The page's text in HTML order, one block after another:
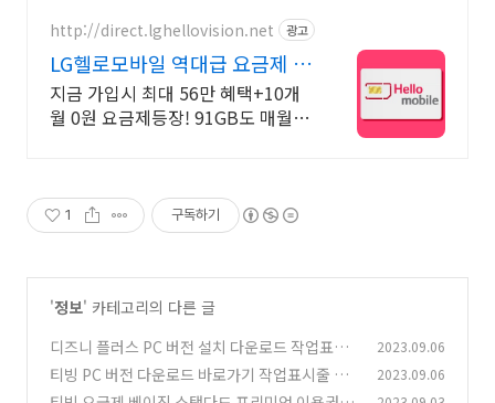
http://direct.lghellovision.net 광고
LG헬로모바일 역대급 요금제 편
의점 유심, 이심 즉시개통
지금 가입시 최대 56만 혜택+10개
월 0원 요금제등장! 91GB도 매월 0
1 구독하기
'정보' 카테고리의 다른 글
디즈니 플러스 PC 버전 설치 다운로드 작업표시
줄 링크 만드는 방법
(0)
2023.09.06
티빙 PC 버전 다운로드 바로가기 작업표시줄 TV
ING 링크 만들기 방법 (0)
2023.09.06